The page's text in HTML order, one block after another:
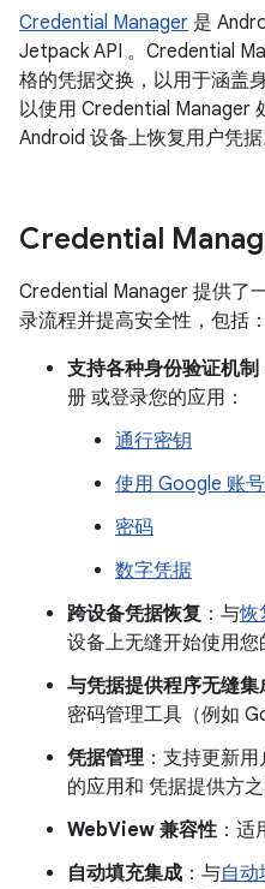
Credential Manager 是
Jetpack API 。Credential
格的凭据交换，以用于涵盖
以使用 Credential Manager
Android 设备上恢复用户凭据
Credential
Credential Manager 提供了
录流程并提高安全性，包括：
支持各种身份验证机制
册 或登录您的应用：
通行密钥
使用 Google 账
密码
数字凭据
跨设备凭据恢复 ：与恢
设备上无缝开始使用您
与凭据提供程序无缝集
密码管理工具（例如
凭据管理：支持更新
的应用和 凭据提供方
WebView 兼容性：适
自动填充集成 ：与自动